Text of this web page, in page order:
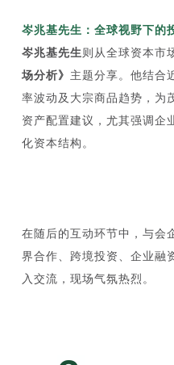
岑兆基先生：全球视野下的
岑兆基先生则从全球资本市
场分析》 主题分享。他结合
率波动及大宗商品趋势，为
资产配置建议，尤其强调企
化资本结构。
在随后的互动环节中，与会
界合作、跨境投资、企业融
入交流，现场气氛热烈。